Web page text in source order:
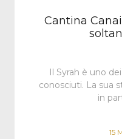
Cantina
Il Syrah è uno
conosciuti. La sua
in
15